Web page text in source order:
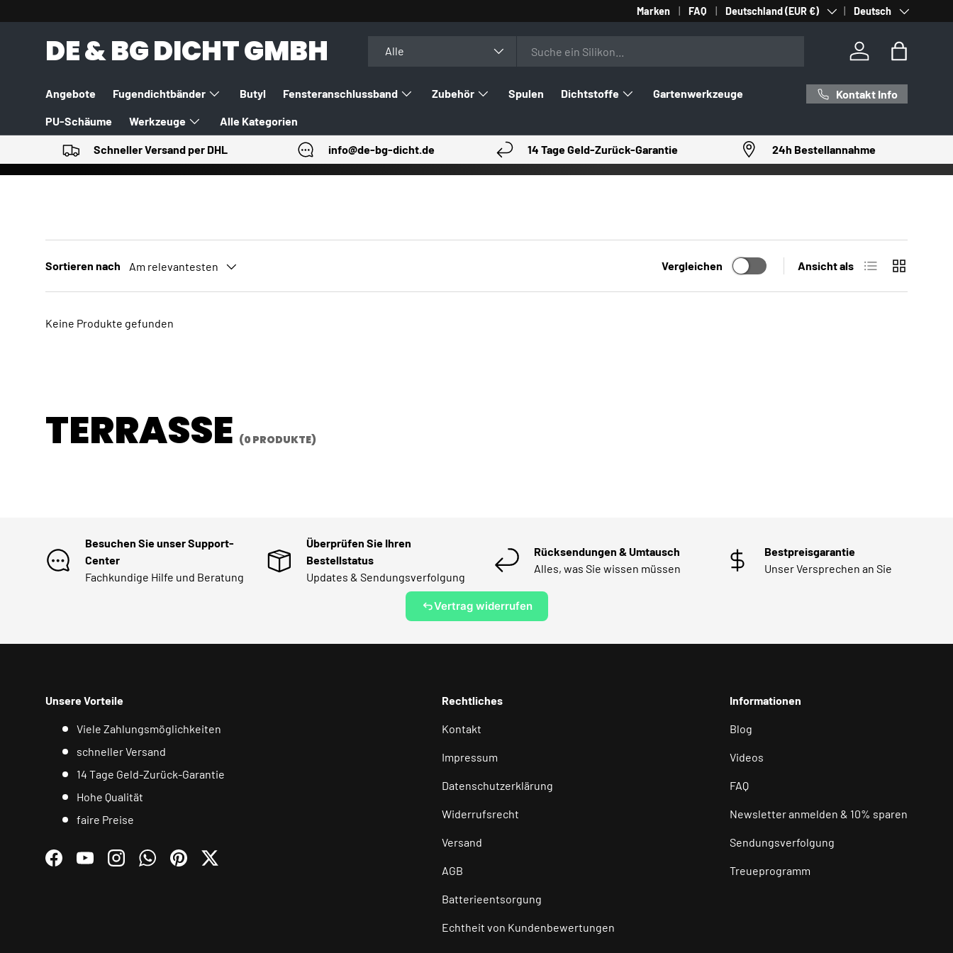
DIREKT ZUM INHALT
Marken FAQ Land/Region
Deutschland (EUR €) SpracheDeutsch
DE & BG DICHT GMBH Alle
Einloggen
Angebote Fugendichtbänder Butyl Fensteranschlussband Zubehör Spulen Dichtstoffe Gartenwerkzeuge
PU-Schäume Werkzeuge Alle Kategorien
Kontakt Info
Schneller Versand per DHL info@de-bg-dicht.de 14 Tage Geld-Zurück-Garantie 24h Bestellannahme
Sortieren nach Am relevantesten Vergleichen Ansicht als Produktliste
Keine Produkte gefunden
TERRASSE (0 PRODUKTE)
Besuchen Sie unser Support-
Center
Fachkundige Hilfe und Beratung
Überprüfen Sie Ihren
Bestellstatus
Updates & Sendungsverfolgung
Rücksendungen & Umtausch
Alles, was Sie wissen müssen
Bestpreisgarantie
Unser Versprechen an Sie
Vertrag widerrufen
Unsere Vorteile
Viele Zahlungsmöglichkeiten
schneller Versand
14 Tage Geld-Zurück-Garantie
Hohe Qualität
faire Preise
FacebookYouTubeInstagramWhatsAppPinterestTwitter
Rechtliches
Kontakt
Impressum
Datenschutzerklärung
Widerrufsrecht
Versand
AGB
Batterieentsorgung
Echtheit von Kundenbewertungen
Informationen
Blog
Videos
FAQ
Newsletter anmelden & 10% sparen
Sendungsverfolgung
Treueprogramm